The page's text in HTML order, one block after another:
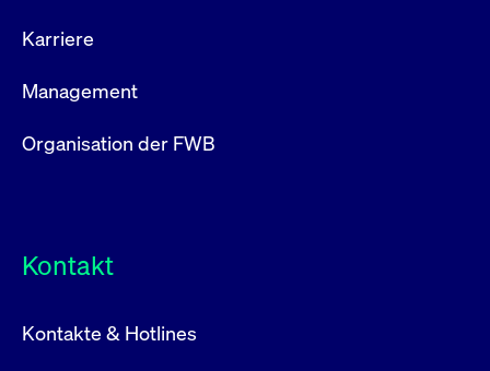
Karriere
Management
Organisation der FWB
Kontakt
Kontakte & Hotlines